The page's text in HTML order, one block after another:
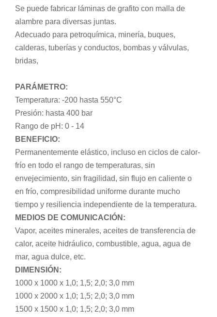
Se puede fabricar láminas de grafito con malla de
alambre para diversas juntas.
Adecuado para petroquímica, minería, buques,
calderas, tuberías y conductos, bombas y válvulas,
bridas,
PARÁMETRO:
Temperatura: -200 hasta 550°C
Presión: hasta 400 bar
Rango de pH: 0 - 14
BENEFICIO:
Permanentemente elástico, incluso en ciclos de calor-
frío en todo el rango de temperaturas, sin
envejecimiento, sin fragilidad, sin flujo en caliente o
en frío, compresibilidad uniforme durante mucho
tiempo y resiliencia independiente de la temperatura.
MEDIOS DE COMUNICACIÓN:
Vapor, aceites minerales, aceites de transferencia de
calor, aceite hidráulico, combustible, agua, agua de
mar, agua dulce, etc.
DIMENSIÓN:
1000 x 1000 x 1,0; 1,5; 2,0; 3,0 mm
1000 x 2000 x 1,0; 1,5; 2,0; 3,0 mm
1500 x 1500 x 1,0; 1,5; 2,0; 3,0 mm